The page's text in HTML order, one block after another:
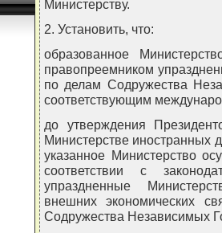
Министерству.
2. Установить, что:
образованное
правопреемником
по делам Содружества
соответствующим
до утверждения
Министерстве иностранных
указанное Министерство
соответствии с
упраздненные
внешних экономических
Содружества Независимых